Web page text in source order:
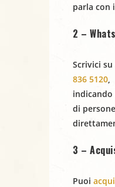
parla con
2 –
Scrivici su
836 5120
indicando
di persone
3 –
Puoi